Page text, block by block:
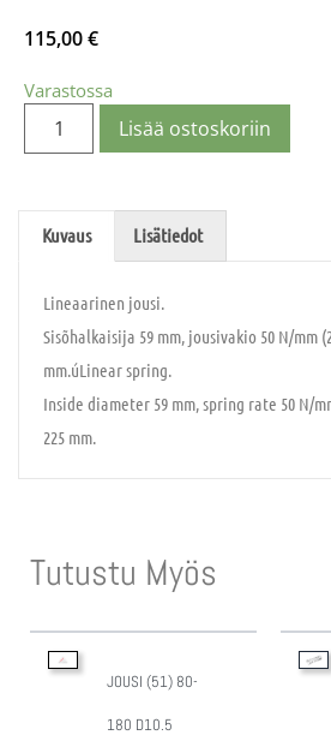
115,00€
Varastossa
Lisää ostoskoriin
Kuvaus Lisätiedot
Lineaarinen jousi.
Sisõhalkaisija 59 mm, jousivakio 50 N/mm
mm.úLinear spring.
Inside diameter 59 mm, spring rate 50 N/
225 mm.
Tutustu Myös
JOUSI (51) 80-
180 D10.5